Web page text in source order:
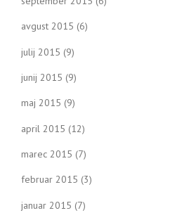
avgust 2015 (6)
julij 2015 (9)
junij 2015 (9)
maj 2015 (9)
april 2015 (12)
marec 2015 (7)
februar 2015 (3)
januar 2015 (7)